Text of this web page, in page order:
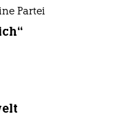
Partei